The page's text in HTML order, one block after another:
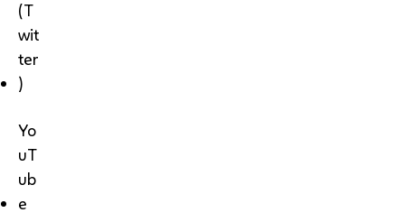
(T
wit
ter
)
Yo
uT
ub
e